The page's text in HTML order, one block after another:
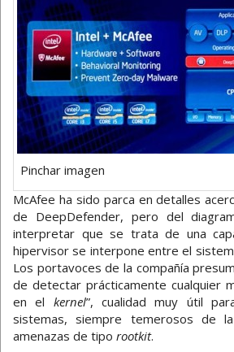
Pinchar imagen
McAfee ha sido parca en detalles
de DeepDefender, pero del
interpretar que se trata de una
hipervisor se interpone entre el
Los portavoces de la compañía
de detectar prácticamente cualquier
en el kernel”, cualidad muy útil
sistemas, siempre temerosos de
amenazas de tipo rootkit.